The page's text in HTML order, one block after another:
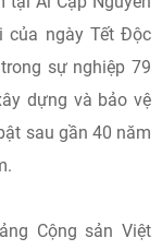
của ngày Tết Độc
sự nghiệp 79
dựng và bảo vệ
sau gần 40 năm
Cộng sản Việt